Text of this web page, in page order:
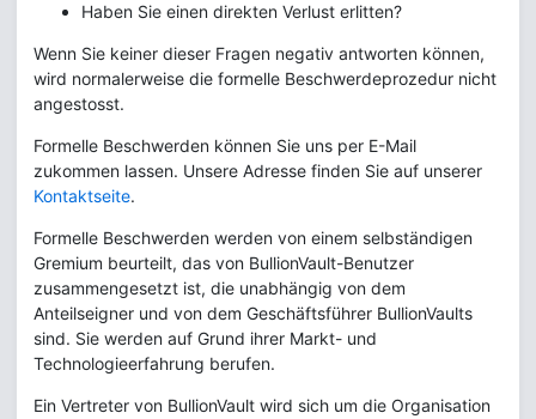
Haben Sie einen direkten Verlust erlitten?
Wenn Sie keiner dieser Fragen negativ antworten können,
wird normalerweise die formelle Beschwerdeprozedur nicht
angestosst.
Formelle Beschwerden können Sie uns per E-Mail
zukommen lassen. Unsere Adresse finden Sie auf unserer
Kontaktseite.
Formelle Beschwerden werden von einem selbständigen
Gremium beurteilt, das von BullionVault-Benutzer
zusammengesetzt ist, die unabhängig von dem
Anteilseigner und von dem Geschäftsführer BullionVaults
sind. Sie werden auf Grund ihrer Markt- und
Technologieerfahrung berufen.
Ein Vertreter von BullionVault wird sich um die Organisation